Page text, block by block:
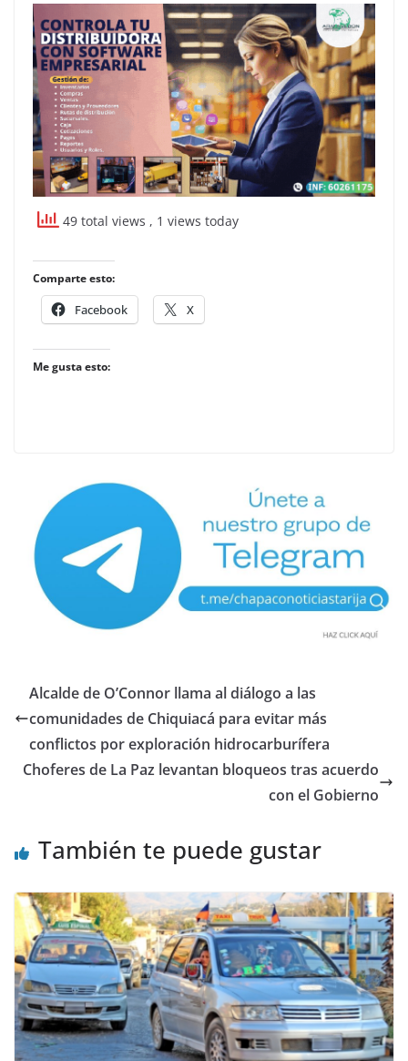
49 total views , 1 views today
Comparte esto:
Facebook X
Me gusta esto:
Alcalde de O’Connor llama al diálogo a las
comunidades de Chiquiacá para evitar más
conflictos por exploración hidrocarburífera
Choferes de La Paz levantan bloqueos tras acuerdo
con el Gobierno
También te puede gustar